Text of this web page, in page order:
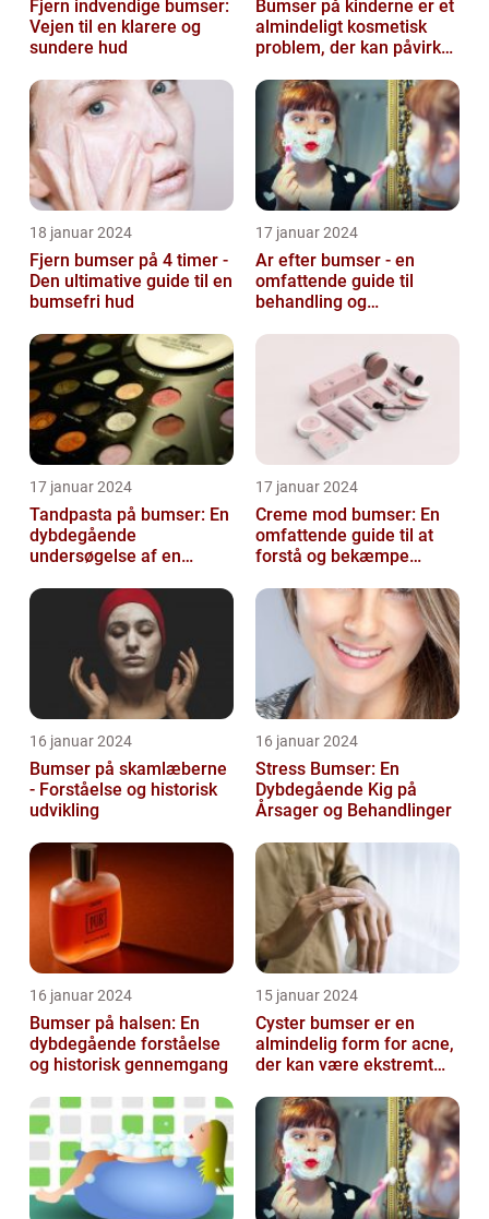
Fjern indvendige bumser:
Vejen til en klarere og
sundere hud
Bumser på kinderne er et
almindeligt kosmetisk
problem, der kan påvirke
18 januar 2024
Fjern bumser på 4 timer -
Den ultimative guide til en
bumsefri hud
17 januar 2024
Ar efter bumser - en
omfattende guide til
behandling og
17 januar 2024
Tandpasta på bumser: En
dybdegående
undersøgelse af en
skønhedsanbefaling
17 januar 2024
Creme mod bumser: En
omfattende guide til at
forstå og bekæmpe
16 januar 2024
Bumser på skamlæberne
- Forståelse og historisk
udvikling
16 januar 2024
Stress Bumser: En
Dybdegående Kig på
Årsager og Behandlinger
16 januar 2024
Bumser på halsen: En
dybdegående forståelse
og historisk gennemgang
15 januar 2024
Cyster bumser er en
almindelig form for acne,
der kan være ekstremt
belastende for d...